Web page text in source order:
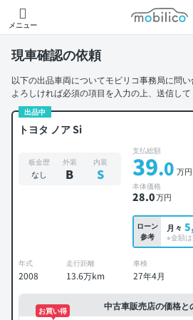
メニュー
モビリコ
現車確認の依頼
以下の出品車両についてモビリコ事務局に問い
よろしければ必須の項目を入力の上、送信して
出品中
トヨタ ノア Si
板金歴
なし
外装
B
内装
S
支払総額
39.0 万円
本体価格
28.0万円
ローン
参考
月々
※金額は
年式
2008
走行距離
13.6万km
車検
27年4月
中古車販売店の価格と
お買い得